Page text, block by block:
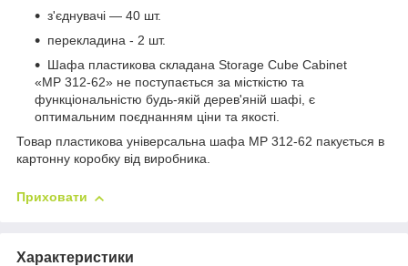
з'єднувачі — 40 шт.
перекладина - 2 шт.
Шафа пластикова складана Storage Cube Cabinet
«МР 312-62» не поступається за місткістю та
функціональністю будь-якій дерев'яній шафі, є
оптимальним поєднанням ціни та якості.
Товар пластикова універсальна шафа МР 312-62 пакується в
картонну коробку від виробника.
Приховати
Характеристики